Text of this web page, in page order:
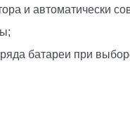
и автоматически
батареи при